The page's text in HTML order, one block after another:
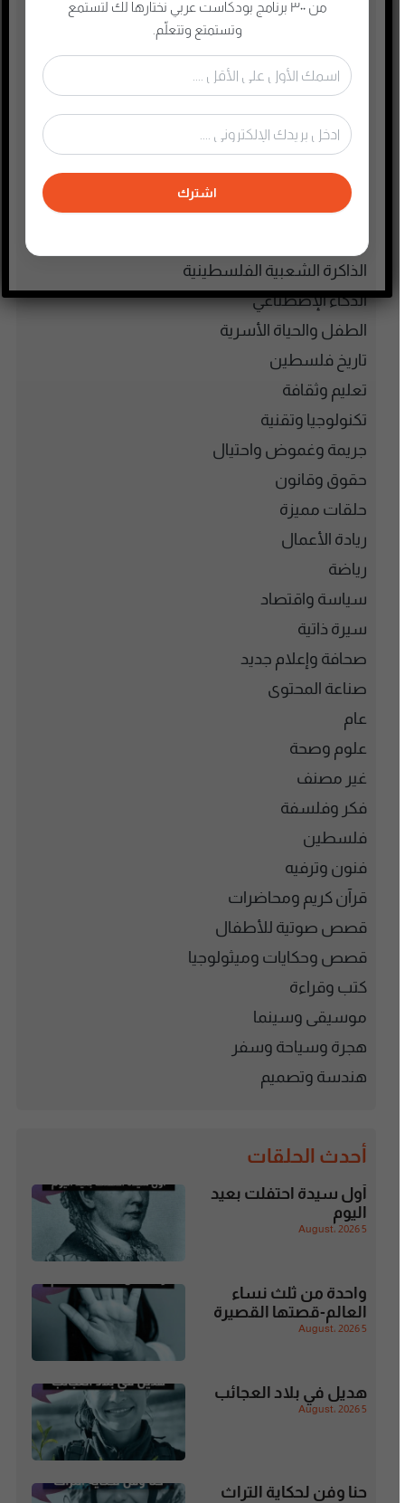
تصنيفات البودكاست
أدب
أسلحة وحروب
ألعاب
إدارة وتسويق
اجتماعي وحواري
الأنمي و المانجا
التجارة الإلكترونية
الذاكرة الشعبية الفلسطينية
الذكاء الإصطناعي
الطفل والحياة الأسرية
تاريخ فلسطين
تعليم وثقافة
تكنولوجيا وتقنية
جريمة وغموض واحتيال
حقوق وقانون
حلقات مميزة
ريادة الأعمال
رياضة
سياسة واقتصاد
سيرة ذاتية
صحافة وإعلام جديد
صناعة المحتوى
عام
علوم وصحة
غير مصنف
فكر وفلسفة
فلسطين
فنون وترفيه
قرآن كريم ومحاضرات
قصص صوتية للأطفال
قصص وحكايات وميثولوجيا
كتب وقراءة
موسيقى وسينما
هجرة وسياحة وسفر
هندسة وتصميم
أحدث الحلقات
أول سيدة احتفلت بعيد
اليوم
واحدة من ثلث نساء
العالم-قصتها القصيرة
هديل في بلاد العجائب
حنا وفن لحكاية التراث
من ٣٠٠ برنامج بودكاست عربي نختارها لك لتستمع
وتستمتع وتتعلّم.
اشترك